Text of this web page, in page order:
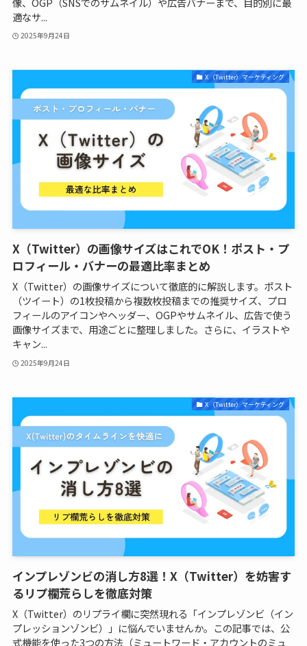
適なサ...
2025年9月24日
X（Twitter）マーケティング
X（Twitter）の画像サイズはこれでOK！ポスト・プ
ロフィール・バナーの最適比率まとめ
X（Twitter）の画像サイズについて徹底的に解説します。ポスト
（ツイート）の1枚投稿から複数枚投稿までの推奨サイズ、プロ
フィールのアイコンやヘッダー、OGPやサムネイル、広告で使う
画像サイズまで、用途ごとに整理しました。さらに、イラストや
キャン...
2025年9月24日
X（Twitter）マーケティング
インプレゾンビの消し方8選！X（Twitter）を妨害す
るリプ欄荒らしを徹底対策
X（Twitter）のリプライ欄に突然現れる「インプレゾンビ（イン
プレッションゾンビ）」に悩んでいませんか。この記事では、公
式機能を使った3つの方法（ミュートワード・アカウントのミュ